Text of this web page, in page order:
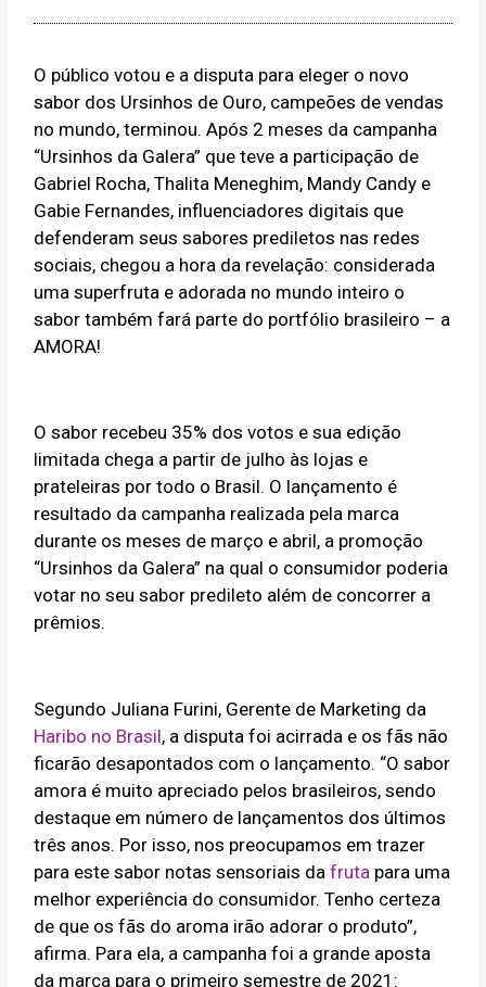
O público votou e a disputa para eleger o novo
sabor dos Ursinhos de Ouro, campeões de vendas
no mundo, terminou. Após 2 meses da campanha
“Ursinhos da Galera” que teve a participação de
Gabriel Rocha, Thalita Meneghim, Mandy Candy e
Gabie Fernandes, influenciadores digitais que
defenderam seus sabores prediletos nas redes
sociais, chegou a hora da revelação: considerada
uma superfruta e adorada no mundo inteiro o
sabor também fará parte do portfólio brasileiro – a
AMORA!
O sabor recebeu 35% dos votos e sua edição
limitada chega a partir de julho às lojas e
prateleiras por todo o Brasil. O lançamento é
resultado da campanha realizada pela marca
durante os meses de março e abril, a promoção
“Ursinhos da Galera” na qual o consumidor poderia
votar no seu sabor predileto além de concorrer a
prêmios.
Segundo Juliana Furini, Gerente de Marketing da
Haribo no Brasil, a disputa foi acirrada e os fãs não
ficarão desapontados com o lançamento. “O sabor
amora é muito apreciado pelos brasileiros, sendo
destaque em número de lançamentos dos últimos
três anos. Por isso, nos preocupamos em trazer
para este sabor notas sensoriais dafruta para uma
melhor experiência do consumidor. Tenho certeza
de que os fãs do aroma irão adorar o produto”,
afirma. Para ela, a campanha foi a grande aposta
da marca para o primeiro semestre de 2021: